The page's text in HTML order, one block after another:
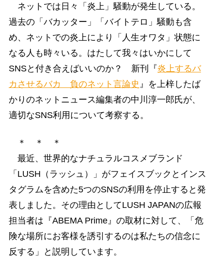
ネットでは日々「炎上」騒動が発生している。
過去の「バカッター」「バイトテロ」騒動も含
め、ネットでの炎上により「人生オワタ」状態に
なる人も時々いる。はたして我々はいかにして
SNSと付き合えばいいのか？ 新刊『炎上するバ
カさせるバカ 負のネット言論史 』を上梓したば
かりのネットニュース編集者の中川淳一郎氏が、
適切なSNS利用について考察する。
＊ ＊ ＊
最近、世界的なナチュラルコスメブランド
「LUSH（ラッシュ）」がフェイスブックとインス
タグラムを含めた5つのSNSの利用を停止すると発
表しました。その理由としてLUSH JAPANの広報
担当者は『ABEMA Prime』の取材に対して、「危
険な場所にお客様を誘引するのは私たちの信念に
反する」と説明しています。